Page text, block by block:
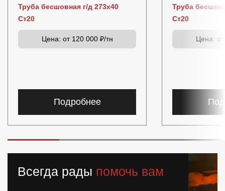
Труба бесшовная г/д 273х40
Ст20
Цена: от 120 000 ₽/тн
Подробнее
Труба
Ст20
Цена:
Всегда рады помочь вам